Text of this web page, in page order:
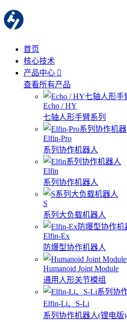
首页
核心技术
产品中心
查看所有产品
Echo / HY
七轴人形手臂系列
Elfin-Pro
系列协作机器人
Elfin
系列协作机器人
S
系列大负载机器人
Elfin-Ex
防爆型协作机器人
Humanoid Joint Module
通用人形关节模组
Elfin-Li、S-Li
系列协作机器人(锂电版)